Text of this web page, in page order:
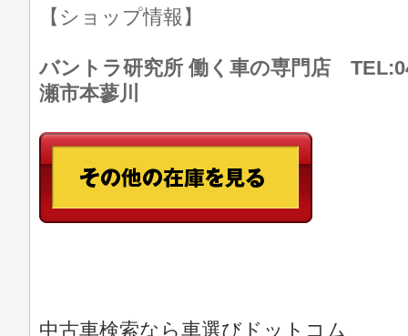
【ショップ情報】
バントラ研究所 働く車の専門店
瀬市本蓼川
中古車検索なら車選びドットコム